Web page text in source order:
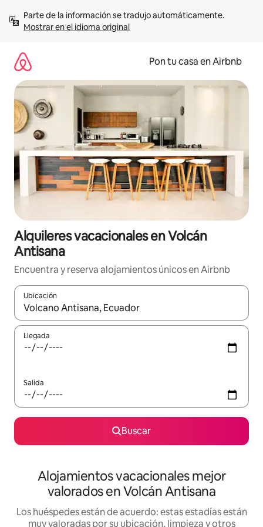
contenidoMostrar en el idioma original
Pon tu casa en Airbnb
Alquileres vacacionales en Volcán
Antisana
Encuentra y reserva alojamientos únicos en Airbnb
Ubicación
Cuando los resultados estén disponibles, navega con las
Llegada
Salida
Buscar
Alojamientos vacacionales mejor
valorados en Volcán Antisana
Los huéspedes están de acuerdo: estas estadías están
muy valoradas por su ubicación, limpieza y otros